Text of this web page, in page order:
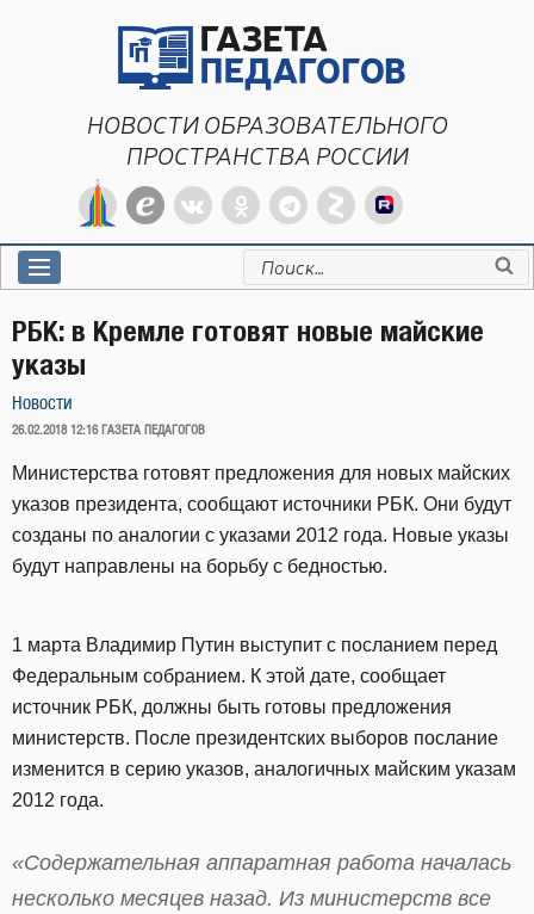
НОВОСТИ ОБРАЗОВАТЕЛЬНОГО
ПРОСТРАНСТВА РОССИИ
Искать:
РБК: в Кремле готовят новые майские
указы
Новости
ОПУБЛИКОВАНО
26.02.2018 12:16 ГАЗЕТА ПЕДАГОГОВ
Министерства готовят предложения для новых майских
указов президента, сообщают источники РБК. Они будут
созданы по аналогии с указами 2012 года. Новые указы
будут направлены на борьбу с бедностью.
1 марта Владимир Путин выступит с посланием перед
Федеральным собранием. К этой дате, сообщает
источник РБК, должны быть готовы предложения
министерств. После президентских выборов послание
изменится в серию указов, аналогичных майским указам
2012 года.
«Содержательная аппаратная работа началась
несколько месяцев назад. Из министерств все